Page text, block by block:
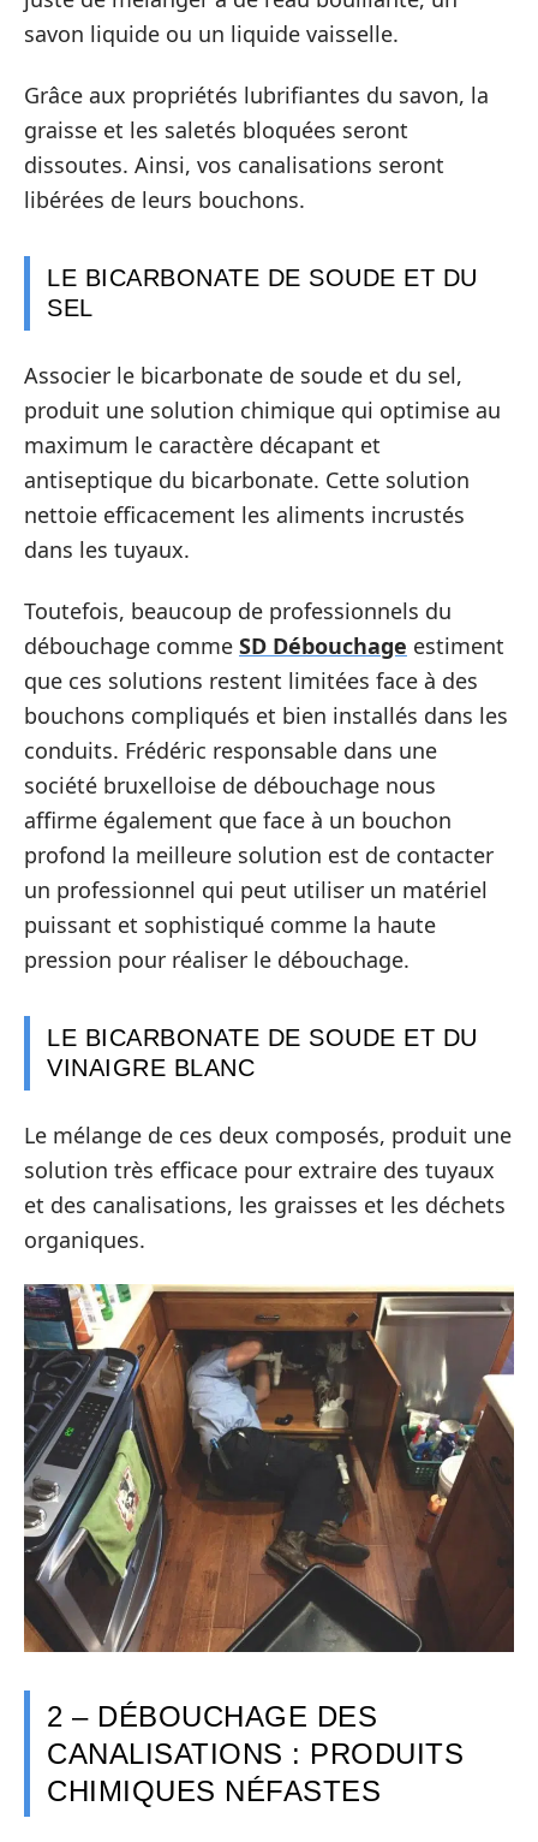
savon liquide ou un liquide vaisselle.
Grâce aux propriétés lubrifiantes du savon, la
graisse et les saletés bloquées seront
dissoutes. Ainsi, vos canalisations seront
libérées de leurs bouchons.
LE BICARBONATE DE SOUDE ET DU
SEL
Associer le bicarbonate de soude et du sel,
produit une solution chimique qui optimise au
maximum le caractère décapant et
antiseptique du bicarbonate. Cette solution
nettoie efficacement les aliments incrustés
dans les tuyaux.
Toutefois, beaucoup de professionnels du
débouchage comme SD Débouchage estiment
que ces solutions restent limitées face à des
bouchons compliqués et bien installés dans les
conduits. Frédéric responsable dans une
société bruxelloise de débouchage nous
affirme également que face à un bouchon
profond la meilleure solution est de contacter
un professionnel qui peut utiliser un matériel
puissant et sophistiqué comme la haute
pression pour réaliser le débouchage.
LE BICARBONATE DE SOUDE ET DU
VINAIGRE BLANC
Le mélange de ces deux composés, produit une
solution très efficace pour extraire des tuyaux
et des canalisations, les graisses et les déchets
organiques.
2 – DÉBOUCHAGE DES
CANALISATIONS : PRODUITS
CHIMIQUES NÉFASTES